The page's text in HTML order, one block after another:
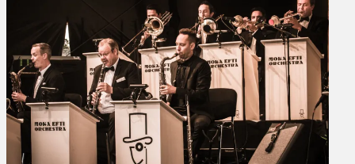
Orchestra –
Fotogalerie
Konzert
Hafensommer
Würzburg
2019